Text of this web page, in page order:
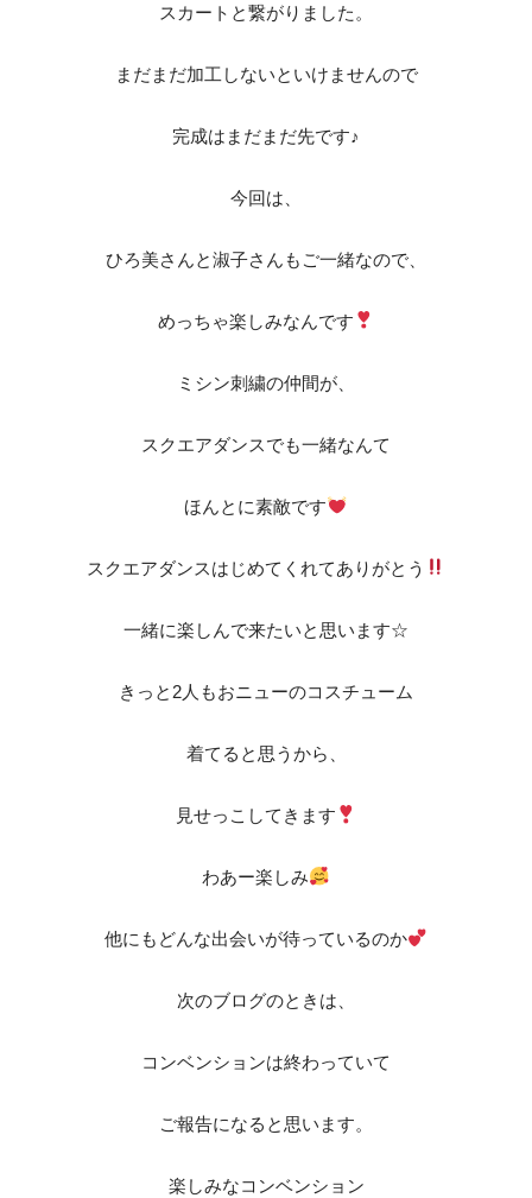
スカートと繋がりました。
まだまだ加工しないといけませんので
完成はまだまだ先です♪
今回は、
ひろ美さんと淑子さんもご一緒なので、
めっちゃ楽しみなんです
ミシン刺繍の仲間が、
スクエアダンスでも一緒なんて
ほんとに素敵です
スクエアダンスはじめてくれてありがとう
一緒に楽しんで来たいと思います☆
きっと2人もおニューのコスチューム
着てると思うから、
見せっこしてきます
わあー楽しみ
他にもどんな出会いが待っているのか
次のブログのときは、
コンベンションは終わっていて
ご報告になると思います。
楽しみなコンベンション